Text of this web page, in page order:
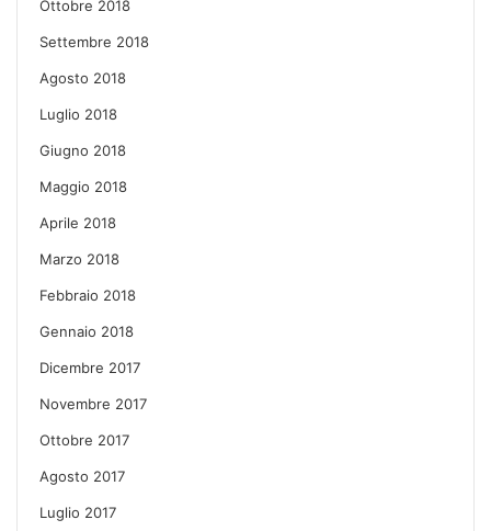
Ottobre 2018
Settembre 2018
Agosto 2018
Luglio 2018
Giugno 2018
Maggio 2018
Aprile 2018
Marzo 2018
Febbraio 2018
Gennaio 2018
Dicembre 2017
Novembre 2017
Ottobre 2017
Agosto 2017
Luglio 2017